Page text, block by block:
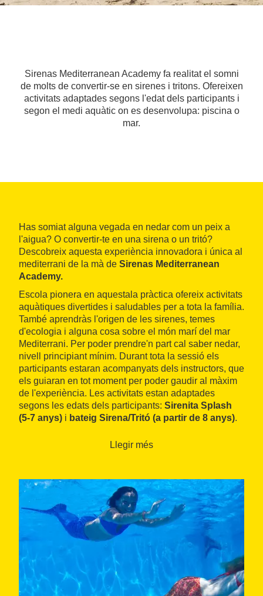
Sirenas Mediterranean Academy fa realitat el somni
de molts de convertir-se en sirenes i tritons. Ofereixen
activitats adaptades segons l'edat dels participants i
segon el medi aquàtic on es desenvolupa: piscina o
mar.
Has somiat alguna vegada en nedar com un peix a
l'aigua? O convertir-te en una sirena o un tritó?
Descobreix aquesta experiència innovadora i única al
mediterrani de la mà de Sirenas Mediterranean
Academy.
Escola pionera en aquestala pràctica ofereix activitats
aquàtiques divertides i saludables per a tota la família.
També aprendràs l'origen de les sirenes, temes
d'ecologia i alguna cosa sobre el món marí del mar
Mediterrani. Per poder prendre'n part cal saber nedar,
nivell principiant mínim. Durant tota la sessió els
participants estaran acompanyats dels instructors, que
els guiaran en tot moment per poder gaudir al màxim
de l'experiència. Les activitats estan adaptades
segons les edats dels participants: Sirenita Splash
(5-7 anys) i bateig Sirena/Tritó (a partir de 8 anys).
l'experiència a la teva piscina o fer el
És necessari fer reserva prèvia per tenir un mínim de
Llegir més